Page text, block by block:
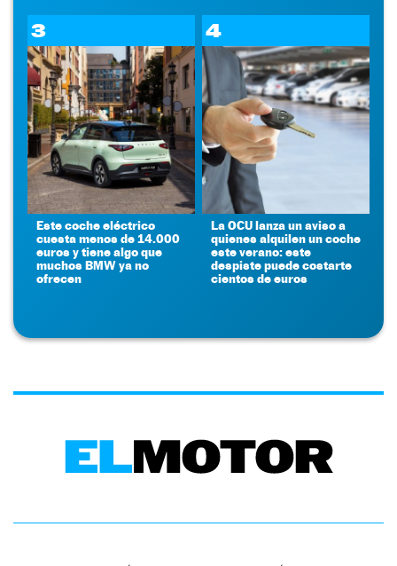
3
Este coche eléctrico
cuesta menos de 14.000
euros y tiene algo que
muchos BMW ya no
ofrecen
4
La OCU lanza un aviso a
quienes alquilen un coche
este verano: este
despiste puede costarte
cientos de euros